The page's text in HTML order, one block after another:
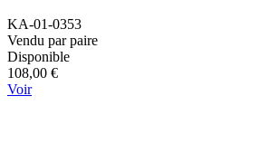
KA-01-0353
Vendu par paire
Disponible
108,00 €
Voir